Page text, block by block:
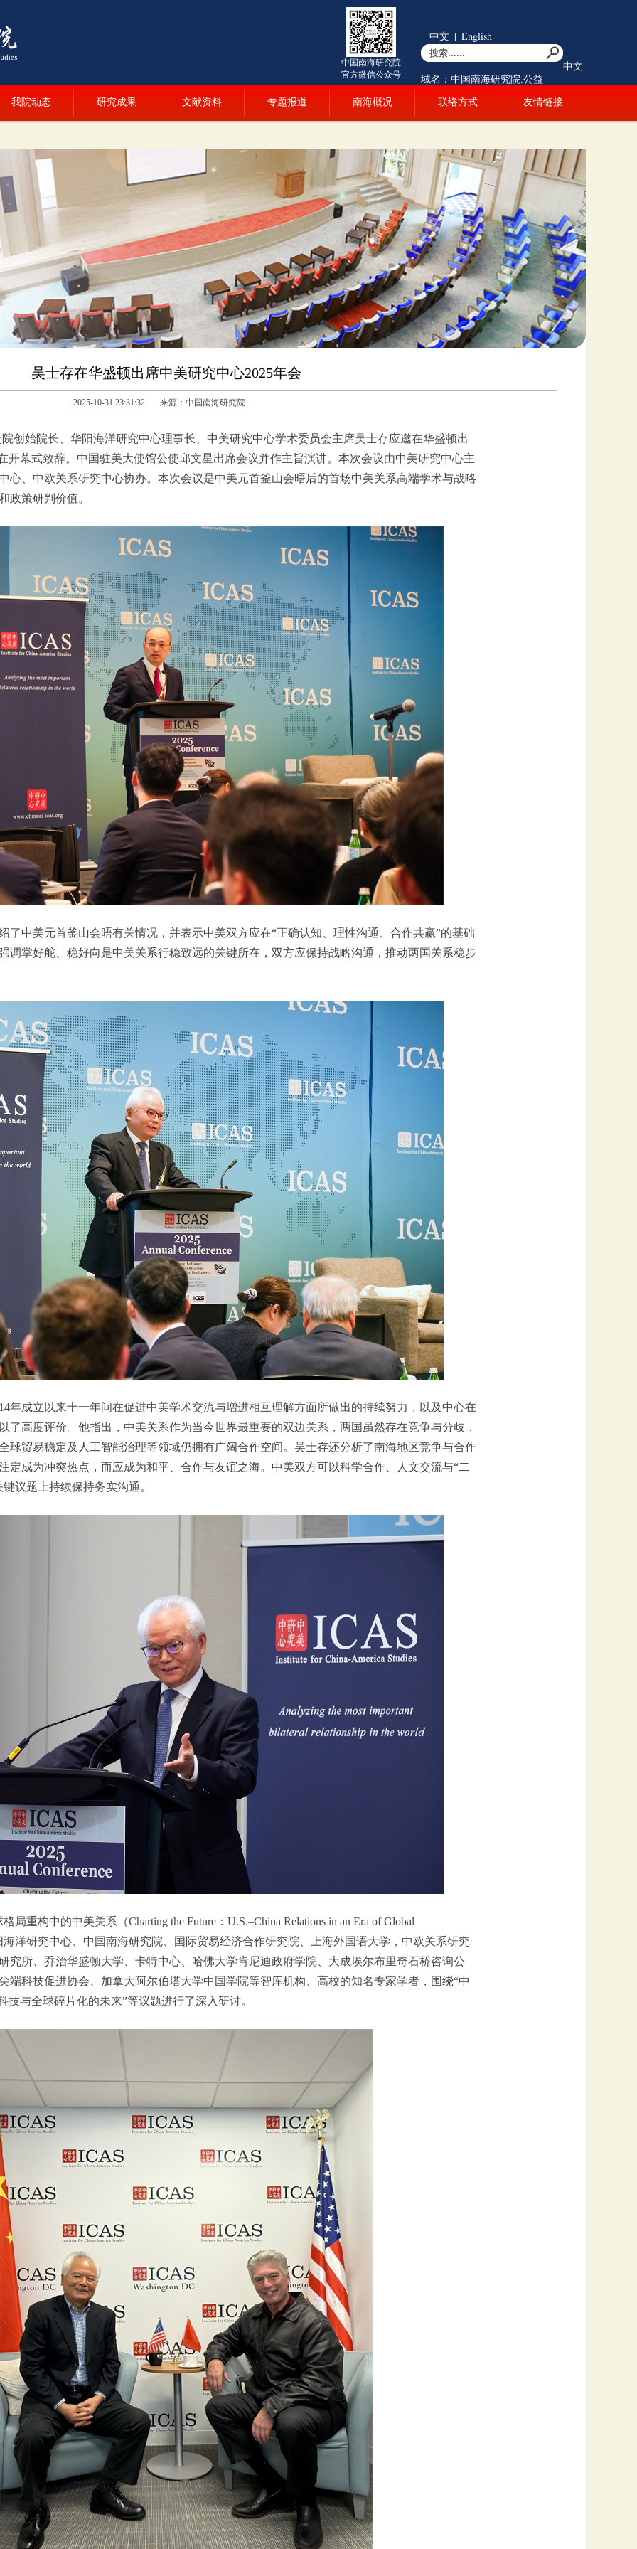
中国南海研究院
官方微信公众号
中文 | English
中文
域名：中国南海研究院.公益
我院动态 研究成果 文献资料 专题报道 南海概况 联络方式 友情链接
吴士存在华盛顿出席中美研究中心2025年会
2025-10-31 23:31:32 来源：中国南海研究院
创始院长、华阳海洋研究中心理事长、中美研究中心学术委员会主席吴士存应邀在华盛顿出
开幕式致辞。中国驻美大使馆公使邱文星出席会议并作主旨演讲。本次会议由中美研究中心主
心、中欧关系研究中心协办。 本次会议是中美元首釜山会晤后的首场中美关系高端学术与战略
政策研判价值。
了中美元首釜山会晤有关情况，并表示中美双方应在“正确认知、理性沟通、合作共赢”的基础
调掌好舵、稳好向是中美关系行稳致远的关键所在，双方应保持战略沟通，推动两国关系稳步
年成立以来十一年间在促进中美学术交流与增进相互理解方面所做出的持续努力，以及中心在
了高度评价。他指出，中美关系作为当今世界最重要的双边关系，两国虽然存在竞争与分歧，
球贸易稳定及人工智能治理等领域仍拥有广阔合作空间。吴士存还分析了南海地区竞争与合作
定成为冲突热点，而应成为和平、合作与友谊之海。中美双方可以科学合作、人文交流与“二
议题上持续保持务实沟通。
局重构中的中美关系（Charting the Future：U.S.–China Relations in an Era of Global
海洋研究中心、中国南海研究院、国际贸易经济合作研究院、上海外国语大学，中欧关系研究
究所、乔治华盛顿大学、卡特中心、哈佛大学肯尼迪政府学院、大成埃尔布里奇石桥咨询公
端科技促进协会、加拿大阿尔伯塔大学中国学院等智库机构、高校的知名专家学者，围绕“中
技与全球碎片化的未来”等议题进行了深入研讨。